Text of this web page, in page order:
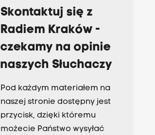
Skontaktuj się z
Radiem Kraków -
czekamy na opinie
naszych Słuchaczy
Pod każdym materiałem na
naszej stronie dostępny jest
przycisk, dzięki któremu
możecie Państwo wysyłać